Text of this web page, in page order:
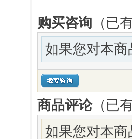
购买咨询 （已
如果您对本
商品评论（已
如果您对本